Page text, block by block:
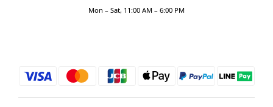
Mon – Sat, 11:00 AM – 6:00 PM